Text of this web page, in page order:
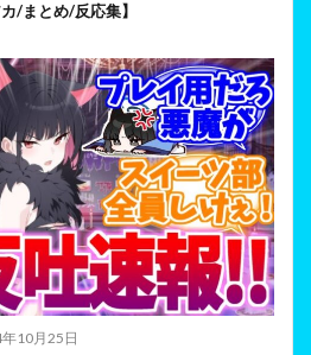
/まとめ/反応集】
10月25日